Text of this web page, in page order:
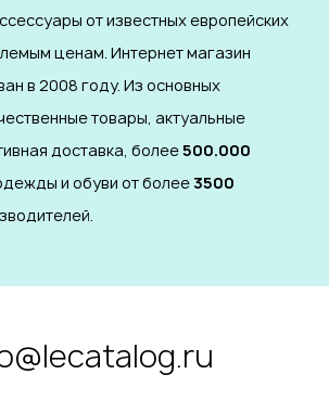
от известных европейских
ценам. Интернет магазин
в 2008 году. Из основных
товары, актуальные
доставка, более500.000
и обуви от более3500